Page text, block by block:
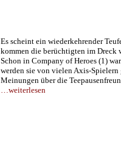
Es scheint ein wiederkehrender
kommen die berüchtigten im Dreck
Schon in Company of Heroes (1)
werden sie von vielen Axis-
Meinungen über die
…weiterlesen